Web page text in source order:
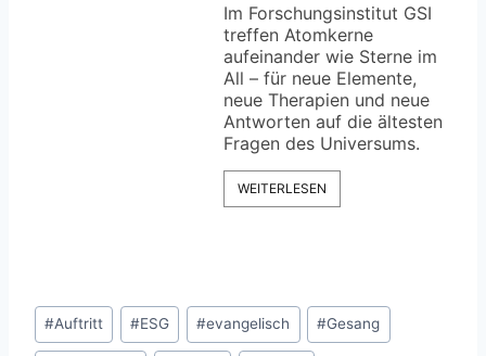
Im Forschungsinstitut GSI
treffen Atomkerne
aufeinander wie Sterne im
All – für neue Elemente,
neue Therapien und neue
Antworten auf die ältesten
Fragen des Universums.
WEITERLESEN
Schlagworte:
#Auftritt #ESG #evangelisch #Gesang